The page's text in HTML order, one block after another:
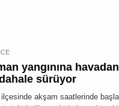
yangınına
sürüyor
ilçesinde akşam saatlerinde